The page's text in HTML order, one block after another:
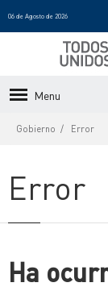
06 de Agosto de 2026
Menu
Gobierno Error
Error
Ha